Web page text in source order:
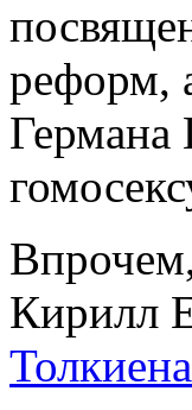
реформ,
Германа
Кирилл